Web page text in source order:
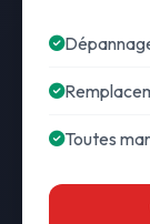
Toutes